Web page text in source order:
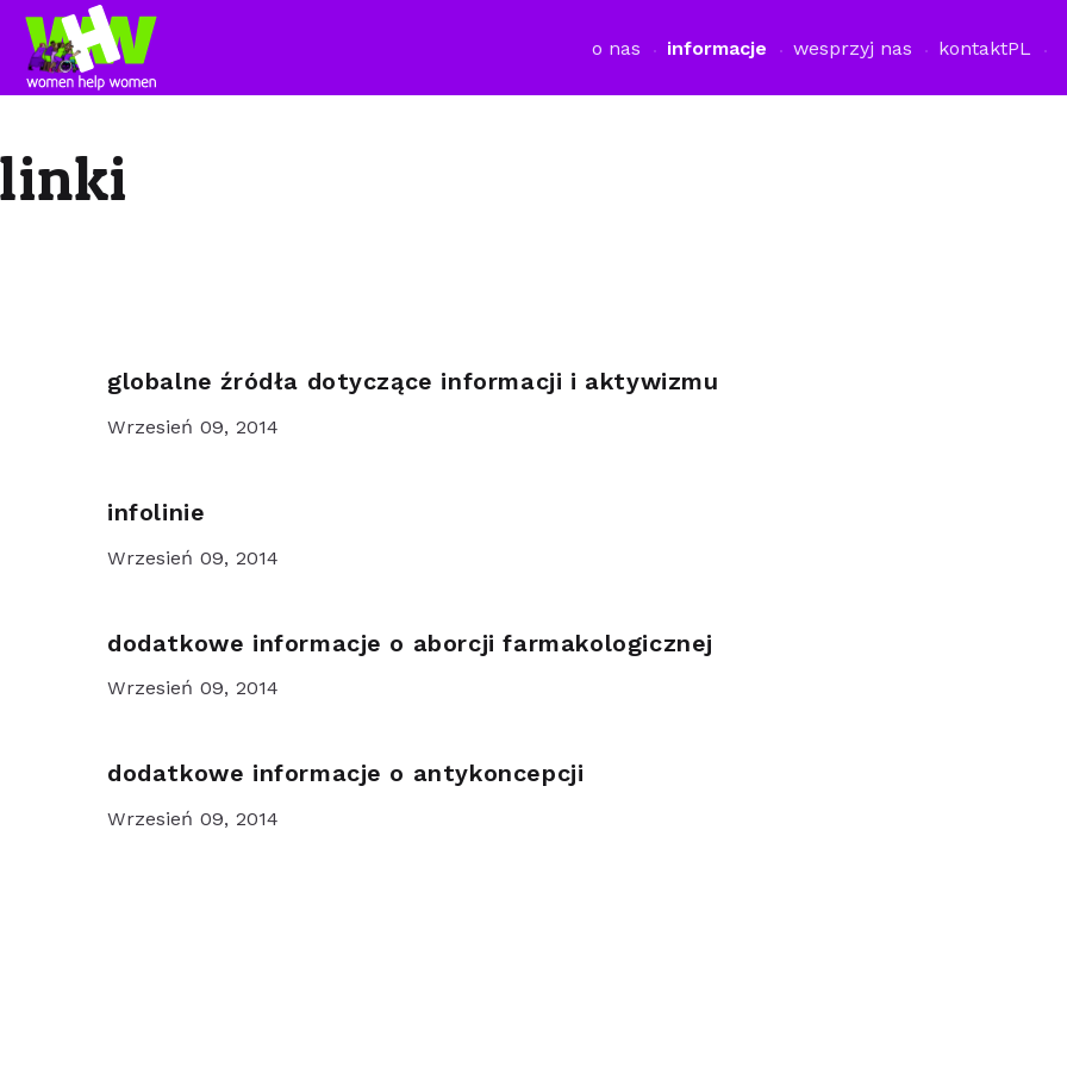
o nas informacje wesprzyj nas kontaktPL
linki
globalne źródła dotyczące informacji i aktywizmu
Wrzesień 09, 2014
infolinie
Wrzesień 09, 2014
dodatkowe informacje o aborcji farmakologicznej
Wrzesień 09, 2014
dodatkowe informacje o antykoncepcji
Wrzesień 09, 2014